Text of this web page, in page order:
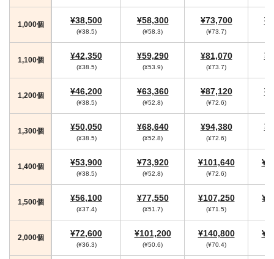
1,000個 ¥38,500
(¥38.5)
¥58,300
(¥58.3)
¥73,700
(¥73.7)
1,100個 ¥42,350
(¥38.5)
¥59,290
(¥53.9)
¥81,070
(¥73.7)
1,200個 ¥46,200
(¥38.5)
¥63,360
(¥52.8)
¥87,120
(¥72.6)
1,300個 ¥50,050
(¥38.5)
¥68,640
(¥52.8)
¥94,380
(¥72.6)
1,400個 ¥53,900
(¥38.5)
¥73,920
(¥52.8)
¥101,640
(¥72.6)
1,500個 ¥56,100
(¥37.4)
¥77,550
(¥51.7)
¥107,250
(¥71.5)
2,000個 ¥72,600
(¥36.3)
¥101,200
(¥50.6)
¥140,800
(¥70.4)